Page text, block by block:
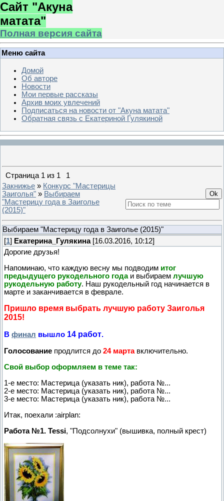
Сайт "Акуна
матата"
Полная версия сайта
Меню сайта
Домой
Об авторе
Новости
Мои первые рассказы
Архив моих увлечений
Подписаться на новости от "Акуна матата"
Обратная связь с Екатериной Гулякиной
Страница 1 из 1
1
Закнижье » Конкурс "Мастерицы
Заиголья" » Выбираем
"Мастерицу года в Заиголье
(2015)"
Выбираем "Мастерицу года в Заиголье (2015)"
[1] Екатерина_Гулякина[16.03.2016, 10:12]
Дорогие друзья!
Напоминаю, что каждую весну мы подводим итог
предыдущего рукодельного годаи выбираем лучшую
рукодельную работу. Наш рукодельный год начинается в
марте и заканчивается в феврале.
Пришло время выбрать лучшую работу Заиголья
2015!
В финал вышло 14 работ.
Голосование продлится до 24 мартавключительно.
Свой выбор оформляем в теме так:
1-е место: Мастерица (указать ник), работа №...
2-е место: Мастерица (указать ник), работа №...
3-е место: Мастерица (указать ник), работа №...
Итак, поехали :airplan:
Работа №1. Tessi, "Подсолнухи" (вышивка, полный крест)